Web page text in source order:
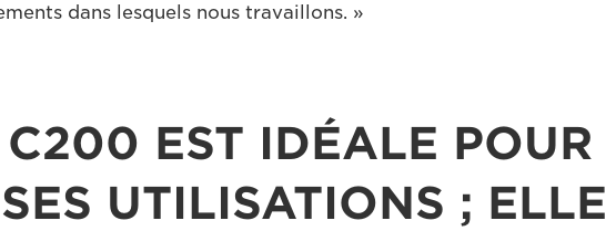
dans lesquels nous travaillons. »
EST IDÉALE POUR
UTILISATIONS ; ELLE